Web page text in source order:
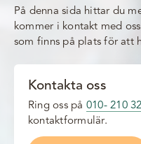
Psykologmottagning
På denna sida hittar du
kommer i kontakt med
som finns på plats för att
Kontakta oss
Ring oss på 010- 210
kontaktformulär.